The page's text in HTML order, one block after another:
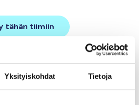
Yksityiskohdat Tietoja
tähän tiimiin
lahjoitukset yhteensä: